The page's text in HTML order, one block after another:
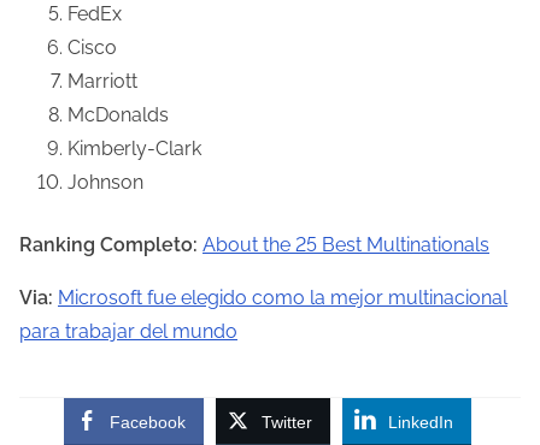
FedEx
Cisco
Marriott
McDonalds
Kimberly-Clark
Johnson
Ranking Completo: About the 25 Best Multinationals
Via: Microsoft fue elegido como la mejor multinacional
para trabajar del mundo
Facebook Twitter LinkedIn